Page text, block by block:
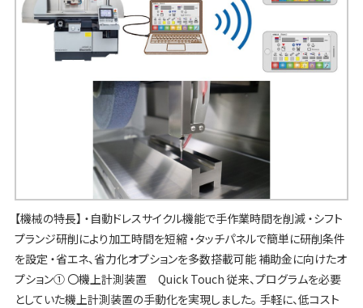
【機械の特長】 ・自動ドレスサイクル機能で手作業時間を削減 ・シフト
プランジ研削により加工時間を短縮 ・タッチパネルで簡単に研削条件
を設定 ・省エネ、省力化オプションを多数搭載可能 補助金に向けたオ
プション① 〇機上計測装置 Quick Touch 従来、プログラムを必要
としていた機上計測装置の手動化を実現しました。 手軽に、低コスト